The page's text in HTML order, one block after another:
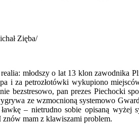
Zięba/
młodszy o lat 13 klon zawodnika
i za petrozłotówki wykupiono
bezstresowo, pan prezes Piechocki
ze wzmocnioną systemowo
– nietrudno sobie opisaną
mam z klawiszami problem.